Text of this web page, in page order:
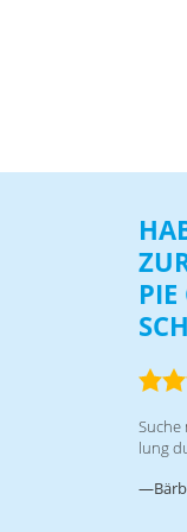
5.0
rating
Su­che
lung